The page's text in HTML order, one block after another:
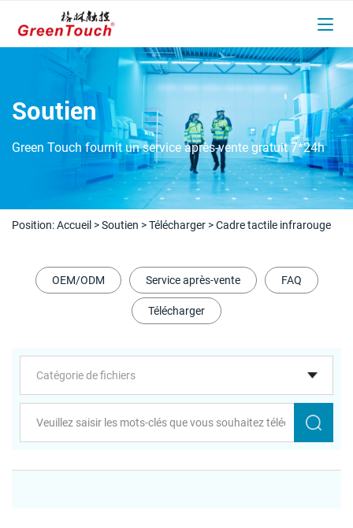
Soutien
Green Touch fournit un service après-vente gratuit 7*24h
Position:Accueil >Soutien >Télécharger >Cadre tactile infrarouge
OEM/ODM Service après-vente FAQ
Télécharger